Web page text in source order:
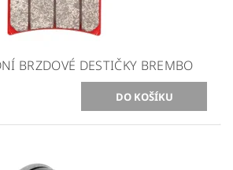
BRZDOVÉ DESTIČKY BREMBO